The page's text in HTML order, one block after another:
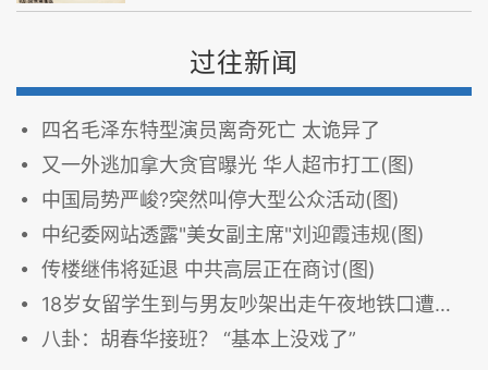
过往新闻
四名毛泽东特型演员离奇死亡 太诡异了
又一外逃加拿大贪官曝光 华人超市打工(图)
中国局势严峻?突然叫停大型公众活动(图)
中纪委网站透露"美女副主席"刘迎霞违规(图)
传楼继伟将延退 中共高层正在商讨(图)
18岁女留学生到与男友吵架出走午夜地铁口遭强奸
八卦：胡春华接班？ “基本上没戏了”